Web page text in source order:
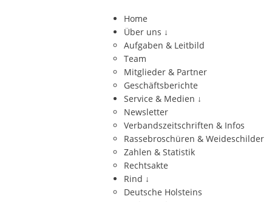
Home
Über uns ↓
Aufgaben & Leitbild
Team
Mitglieder & Partner
Geschäftsberichte
Service & Medien ↓
Newsletter
Verbandszeitschriften & Infos
Rassebroschüren & Weideschilder
Zahlen & Statistik
Rechtsakte
Rind ↓
Deutsche Holsteins